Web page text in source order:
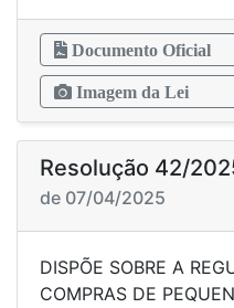
Documento Oficial
Imagem da Lei
Resolução 42/
de 07/04/2025
DISPÕE SOBRE A
COMPRAS DE